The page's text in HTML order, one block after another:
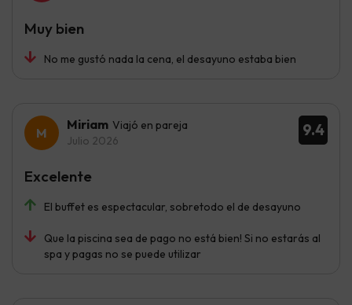
No me gustó nada la cena, el desayuno estaba bien
Muy bien
9.4
Miriam Viajó en pareja
Julio 2026
El buffet es espectacular, sobretodo el de desayuno
Que la piscina sea de pago no está bien! Si no estarás al
spa y pagas no se puede utilizar
Excelente